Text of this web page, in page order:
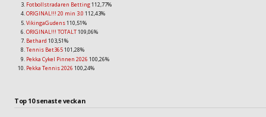
Fotbollstradaren Betting112,77%
ORIGINAL!!! 20 min 3.0 112,43%
VikingaGudens110,51%
ORIGINAL!!! TOTALT109,06%
Bethard 103,51%
Tennis Bet365101,28%
Pekka Cykel Pinnen 2026 100,26%
Pekka Tennis 2026 100,24%
Top 10 senaste veckan